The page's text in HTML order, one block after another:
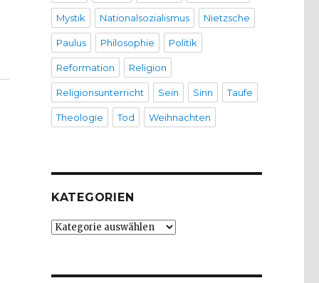
Mystik Nationalsozialismus Nietzsche
Paulus Philosophie Politik
Reformation Religion
Religionsunterricht Sein Sinn Taufe
Theologie Tod Weihnachten
KATEGORIEN
Kategorien